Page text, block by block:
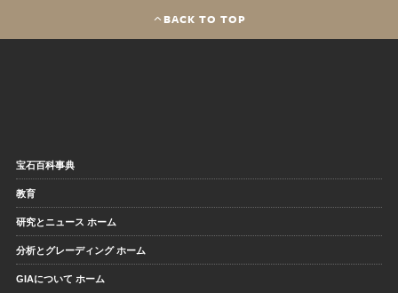
BACK TO TOP
宝石百科事典
教育
研究とニュース ホーム
分析とグレーディング ホーム
GIAについて ホーム